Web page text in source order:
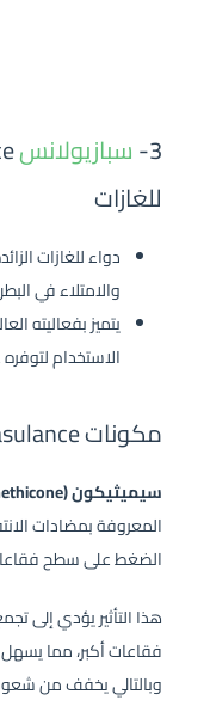
3- سبازيولانس
للغازات
دواء للغازات
والامتلاء في
يتميز بفعاليته
الاستخدام
مكونات spasulance
سيميثيكون (Simethicone):
الضغط على سطح
هذا التأثير يؤدي إلى
فقاعات أكبر، مما يسهل
وبالتالي يخفف من شعور